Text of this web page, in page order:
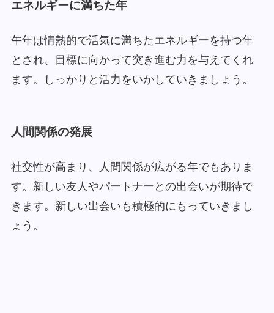
エネルギーに満ちた年
午年は情熱的で活気に満ちたエネルギーを持つ年
とされ、目標に向かって突き進む力を与えてくれ
ます。しっかりと活力をいかしていきましょう。
人間関係の発展
社交性が高まり、人間関係が広がる年でもありま
す。新しい友人やパートナーとの出会いが期待で
きます。新しい出会いも積極的にもっていきまし
ょう。